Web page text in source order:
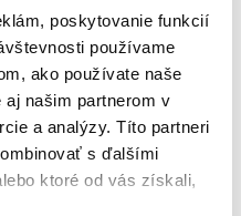
poskytovanie funkcií
používame
ako používate naše
našim partnerom v
a analýzy. Títo partneri
s ďalšími
ktoré od vás získali,
farbenia Colour Preserve